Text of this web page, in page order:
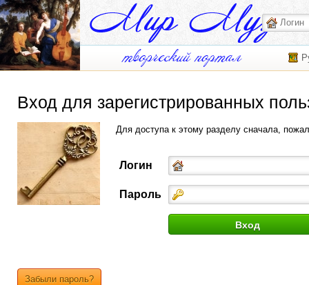
Вход для зарегистрированных
Для доступа к этому разделу сначала,
Логин
Пароль
Забыли пароль?